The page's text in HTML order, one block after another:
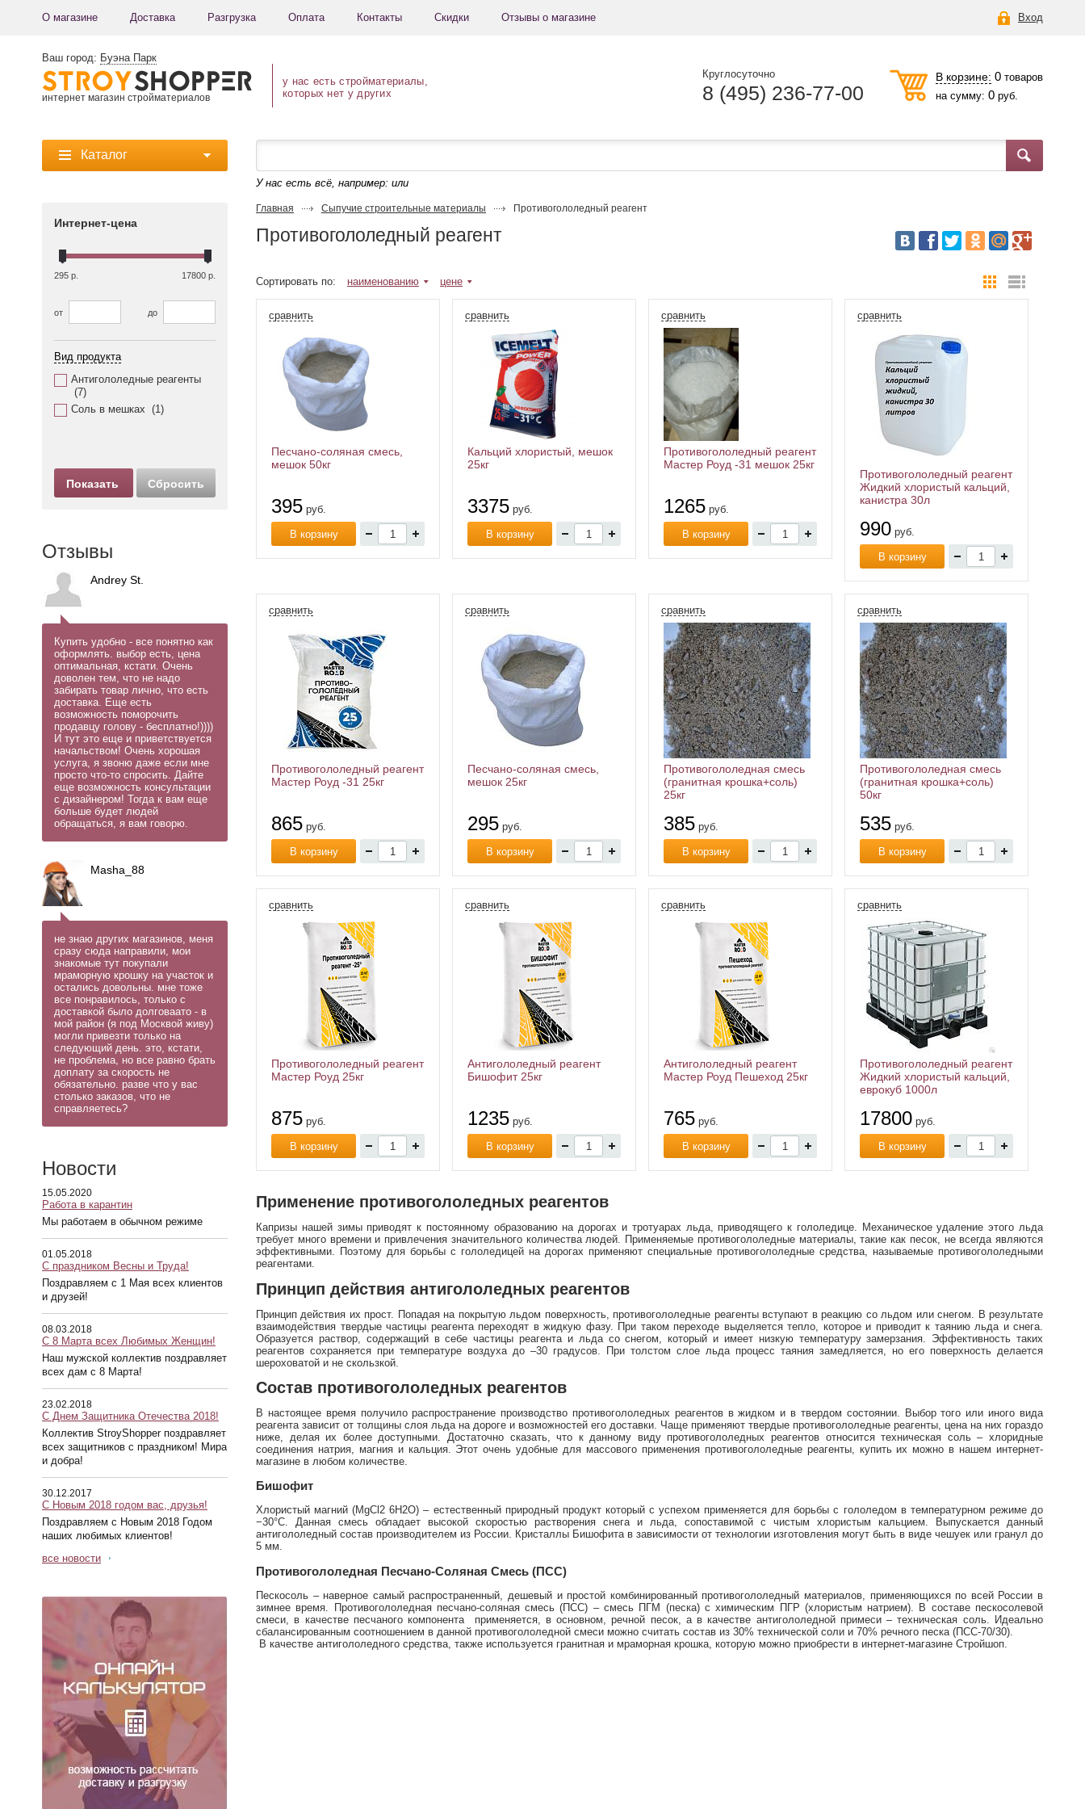
О магазине Доставка Разгрузка Оплата Контакты Скидки Отзывы о магазине Вход
Ваш город: Буэна Парк
интернет магазин стройматериалов
у нас есть стройматериалы,
которых нет у других
Круглосуточно
8 (495) 236-77-00
В корзине: 0 товаров
на сумму: 0 руб.
Каталог
У нас есть всё, например: или
Главная Сыпучие строительные материалы Противогололедный реагент
Интернет-цена
295 р. 17800 р.
от до
Вид продукта
Антигололедные реагенты
(7)
Соль в мешках (1)
Отзывы
Andrey St.
Купить удобно - все понятно как
оформлять. выбор есть, цена
оптимальная, кстати. Очень
доволен тем, что не надо
забирать товар лично, что есть
доставка. Еще есть
возможность поморочить
продавцу голову - бесплатно!))))
И тут это еще и приветствуется
начальством! Очень хорошая
услуга, я звоню даже если мне
просто что-то спросить. Дайте
еще возможность консультации
с дизайнером! Тогда к вам еще
больше будет людей
обращаться, я вам говорю.
Masha_88
не знаю других магазинов, меня
сразу сюда направили, мои
знакомые тут покупали
мраморную крошку на участок и
остались довольны. мне тоже
все понравилось, только с
доставкой было долговаато - в
мой район (я под Москвой живу)
могли привезти только на
следующий день. это, кстати,
не проблема, но все равно брать
доплату за скорость не
обязательно. разве что у вас
столько заказов, что не
справляетесь?
Новости
15.05.2020
Работа в карантин
Мы работаем в обычном режиме
01.05.2018
С праздником Весны и Труда!
Поздравляем с 1 Мая всех клиентов
и друзей!
08.03.2018
С 8 Марта всех Любимых Женщин!
Наш мужской коллектив поздравляет
всех дам с 8 Марта!
23.02.2018
С Днем Защитника Отечества 2018!
Коллектив StroyShopper поздравляет
всех защитников с праздником! Мира
и добра!
30.12.2017
С Новым 2018 годом вас, друзья!
Поздравляем с Новым 2018 Годом
наших любимых клиентов!
все новости
Противогололедный реагент
Сортировать по: наименованию цене
сравнить
Песчано-соляная смесь,
мешок 50кг
395 руб.
В корзину
сравнить
Кальций хлористый, мешок
25кг
3375 руб.
В корзину
сравнить
Противогололедный реагент
Мастер Роуд -31 мешок 25кг
1265 руб.
В корзину
сравнить
Противогололедный реагент
Жидкий хлористый кальций,
канистра 30л
990 руб.
В корзину
сравнить
Противогололедный реагент
Мастер Роуд -31 25кг
865 руб.
В корзину
сравнить
Песчано-соляная смесь,
мешок 25кг
295 руб.
В корзину
сравнить
Противогололедная смесь
(гранитная крошка+соль)
25кг
385 руб.
В корзину
сравнить
Противогололедная смесь
(гранитная крошка+соль)
50кг
535 руб.
В корзину
сравнить
Противогололедный реагент
Мастер Роуд 25кг
875 руб.
В корзину
сравнить
Антигололедный реагент
Бишофит 25кг
1235 руб.
В корзину
сравнить
Антигололедный реагент
Мастер Роуд Пешеход 25кг
765 руб.
В корзину
сравнить
Противогололедный реагент
Жидкий хлористый кальций,
еврокуб 1000л
17800 руб.
В корзину
Применение противогололедных реагентов
Капризы нашей зимы приводят к постоянному образованию на дорогах и тротуарах льда, приводящего к гололедице. Механическое удаление этого льда
требует много времени и привлечения значительного количества людей. Применяемые противогололедные материалы, такие как песок, не всегда являются
эффективными. Поэтому для борьбы с гололедицей на дорогах применяют специальные противогололедные средства, называемые противогололедными
реагентами.
Принцип действия антигололедных реагентов
Принцип действия их прост. Попадая на покрытую льдом поверхность, противогололедные реагенты вступают в реакцию со льдом или снегом. В результате
взаимодействия твердые частицы реагента переходят в жидкую фазу. При таком переходе выделяется тепло, которое и приводит к таянию льда и снега.
Образуется раствор, содержащий в себе частицы реагента и льда со снегом, который и имеет низкую температуру замерзания. Эффективность таких
реагентов сохраняется при температуре воздуха до –30 градусов. При толстом слое льда процесс таяния замедляется, но его поверхность делается
шероховатой и не скользкой.
Состав противогололедных реагентов
В настоящее время получило распространение производство противогололедных реагентов в жидком и в твердом состоянии. Выбор того или иного вида
реагента зависит от толщины слоя льда на дороге и возможностей его доставки. Чаще применяют твердые противогололедные реагенты, цена на них гораздо
ниже, делая их более доступными. Достаточно сказать, что к данному виду противогололедных реагентов относится техническая соль – хлоридные
соединения натрия, магния и кальция. Этот очень удобные для массового применения противогололедные реагенты, купить их можно в нашем интернет-
магазине в любом количестве.
Бишофит
Хлористый магний (MgCl2 6H2O) – естественный природный продукт который с успехом применяется для борьбы с гололедом в температурном режиме до
−30°C. Данная смесь обладает высокой скоростью растворения снега и льда, сопоставимой с чистым хлористым кальцием. Выпускается данный
антигололедный состав производителем из России. Кристаллы Бишофита в зависимости от технологии изготовления могут быть в виде чешуек или гранул до
5 мм.
Противогололедная Песчано-Соляная Смесь (ПСС)
Пескосоль – наверное самый распространенный, дешевый и простой комбинированный противогололедный материалов, применяющихся по всей России в
зимнее время. Противогололедная песчано-соляная смесь (ПСС) – смесь ПГМ (песка) с химическим ПГР (хлористым натрием). В составе пескосолевой
смеси, в качестве песчаного компонента применяется, в основном, речной песок, а в качестве антигололедной примеси – техническая соль. Идеально
сбалансированным соотношением в данной противогололедной смеси можно считать состав из 30% технической соли и 70% речного песка (ПСС-70/30).
В качестве антигололедного средства, также используется гранитная и мраморная крошка, которую можно приобрести в интернет-магазине Стройшоп.